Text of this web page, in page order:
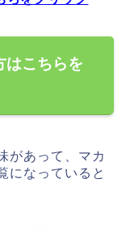
はこちらを
があって、マカ
になっていると